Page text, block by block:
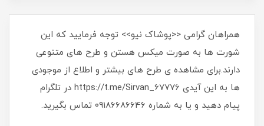
همراهان گرامی <<پوشاک نیو>> توجه فرمایید که این
شورت ها به صورت میکس هستن و طرح های متنوعی
دارند.برای مشاهده ی طرح های بیشتر و اطلاع از موجودی
ها به این آیدی https://t.me/Sirvan_67776 در تلگرام
پیام دهید و یا به شماره 09186686646 تماس بگیرید.